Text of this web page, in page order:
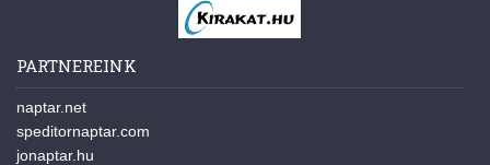
PARTNEREINK
naptar.net
speditornaptar.com
jonaptar.hu